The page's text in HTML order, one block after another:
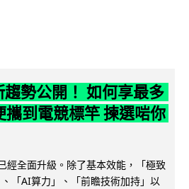
勢公開！ 如何享最多
到電競標竿 揀選啱你
經全面升級。除了基本效能，「極致
「AI算力」、「前瞻技術加持」以